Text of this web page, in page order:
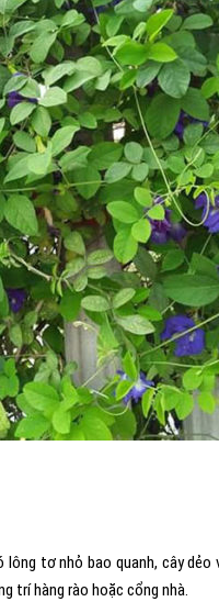
tơ nhỏ bao quanh, cây
trí hàng rào hoặc cổng nhà.